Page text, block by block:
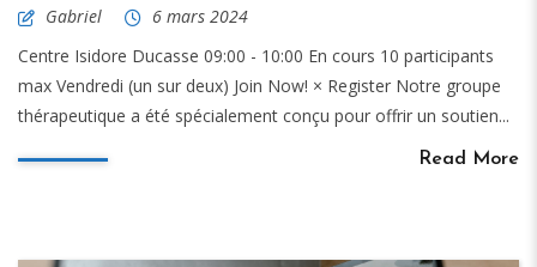
Gabriel
6 mars 2024
Centre Isidore Ducasse 09:00 - 10:00 En cours 10 participants
max Vendredi (un sur deux) Join Now! × Register Notre groupe
thérapeutique a été spécialement conçu pour offrir un soutien...
Read More